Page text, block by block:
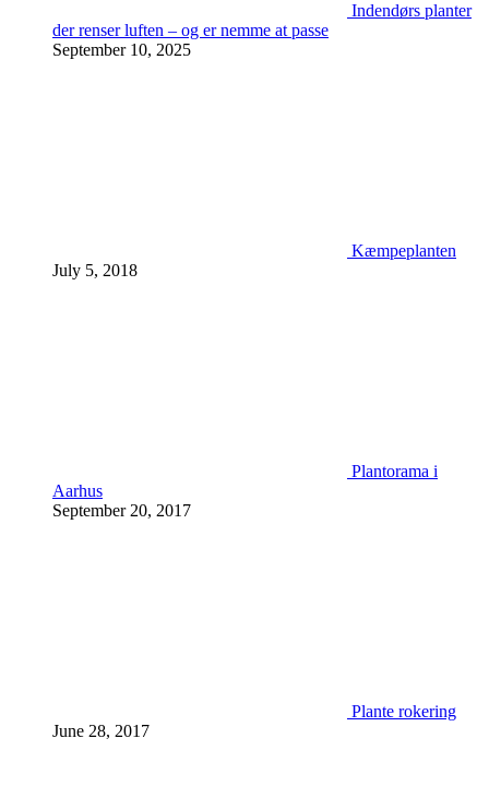
Indendørs planter
der renser luften – og er nemme at passe
September 10, 2025
Kæmpeplanten
July 5, 2018
Plantorama i
Aarhus
September 20, 2017
Plante rokering
June 28, 2017